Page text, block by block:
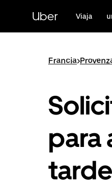
contenido
principal
Uber Viaja
Francia>
para